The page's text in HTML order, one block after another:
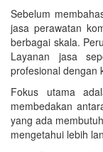
Sebelum
jasa perawatan
berbagai skala.
Layanan jasa
profesional dengan
Fokus utama
membedakan
yang ada
mengetahui lebih